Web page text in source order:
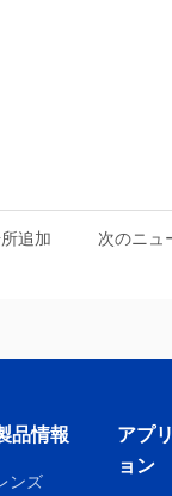
追加
次のニュ
品情報
ンズ
アプ
ョン